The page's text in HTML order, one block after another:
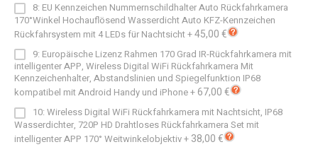
8: EU Kennzeichen Nummernschildhalter Auto Rückfahrkamera
170°Winkel Hochauflösend Wasserdicht Auto KFZ-Kennzeichen
Rückfahrsystem mit 4 LEDs für Nachtsicht+45,00 €
9: Europäische Lizenz Rahmen 170 Grad IR-Rückfahrkamera mit
intelligenter APP, Wireless Digital WiFi Rückfahrkamera Mit
Kennzeichenhalter, Abstandslinien und Spiegelfunktion IP68
kompatibel mit Android Handy und iPhone+67,00 €
10: Wireless Digital WiFi Rückfahrkamera mit Nachtsicht, IP68
Wasserdichter, 720P HD Drahtloses Rückfahrkamera Set mit
intelligenter APP 170° Weitwinkelobjektiv+ 38,00 €